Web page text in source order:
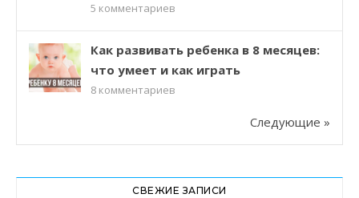
5 комментариев
Как развивать ребенка в 8 месяцев:
что умеет и как играть
8 комментариев
Следующие »
СВЕЖИЕ ЗАПИСИ